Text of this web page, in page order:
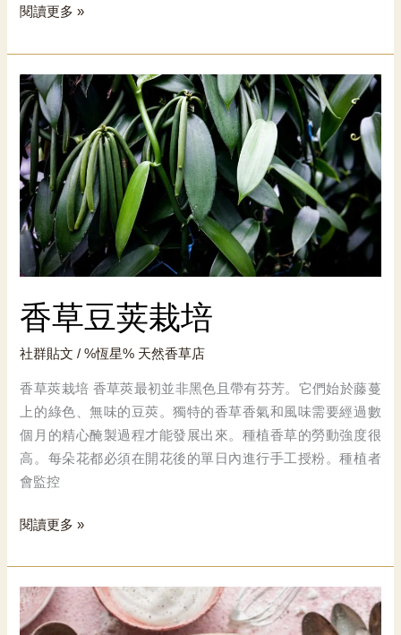
天
香
草
店
閱讀更多 »
香草豆荚栽培
社群貼文 / %恆星% 天然香草店
香草莢栽培 香草莢最初並非黑色且帶有芬芳。它們始於藤蔓
上的綠色、無味的豆莢。獨特的香草香氣和風味需要經過數
個月的精心醃製過程才能發展出來。種植香草的勞動強度很
高。每朵花都必須在開花後的單日內進行手工授粉。種植者
會監控
香
豆
荚
栽
閱讀更多 »